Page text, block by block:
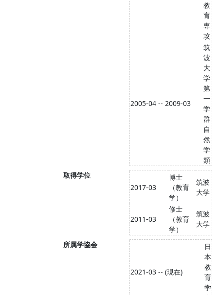
教
育
専
攻
2005-04 -- 2009-03
筑
波
大
学
第
一
学
群
自
然
学
類
取得学位
2017-03
博士
（教育
学）
筑波
大学
2011-03
修士
（教育
学）
筑波
大学
所属学協会
2021-03 -- (現在)
日
本
教
育
学